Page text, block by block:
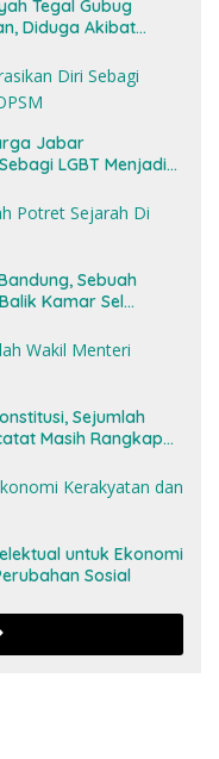
Tegal Gubug
Diduga Akibat
Jabar
LGBT Menjadi
Sebuah
Kamar Sel
Sejumlah
Masih Rangkap
untuk Ekonomi
Sosial